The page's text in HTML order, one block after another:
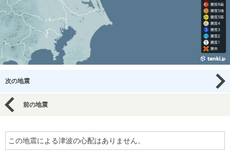
次の地震
前の地震
この地震による津波の心配はありません。